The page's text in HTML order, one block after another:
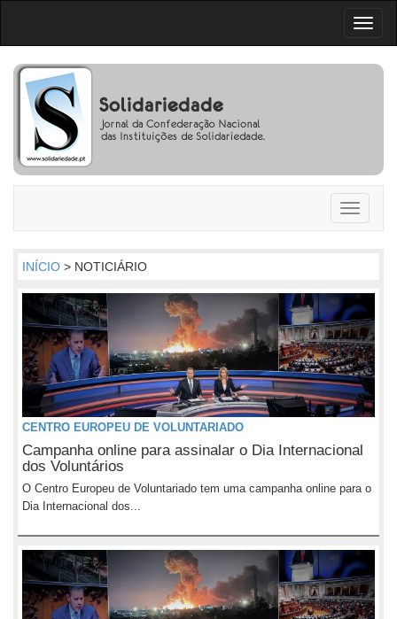
Toggle
INÍCIO > NOTICIÁRIO
CENTRO EUROPEU DE VOLUNTARIADO
Campanha online para assinalar o Dia Internacional
dos Voluntários
O Centro Europeu de Voluntariado tem uma campanha online para o
Dia Internacional dos...